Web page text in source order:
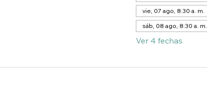
vie, 07 ago, 8:30 a. m.
sáb, 08 ago, 8:30 a. m.
Ver 4 fechas